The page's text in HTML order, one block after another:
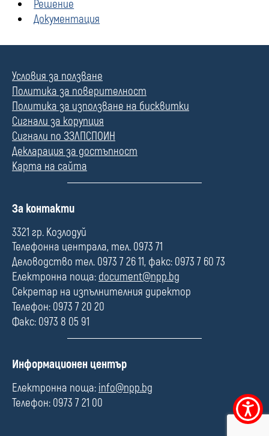
Меню
за
Решение
Документация
Условия за ползване
Политика за поверителност
Политика за използване на бисквитки
Сигнали за корупция
Сигнали по ЗЗЛПСПОИН
Декларация за достъпност
Карта на сайта
П
л
е
За контакти
3321 гр. Козлодуй
Телефонна централа, тел. 0973 71
Деловодство тел. 0973 7 26 11, факс: 0973 7 60 73
Електронна поща: document@npp.bg
Секретар на изпълнителния директор
Телефон: 0973 7 20 20
Факс: 0973 8 05 91
П
л
е
Информационен център
Електронна поща: info@npp.bg
Телефон: 0973 7 21 00